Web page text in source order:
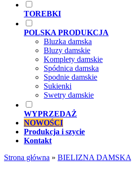
TOREBKI
POLSKA PRODUKCJA
Bluzka damska
Bluzy damskie
Komplety damskie
Spódnica damska
Spodnie damskie
Sukienki
Swetry damskie
WYPRZEDAŻ
NOWOŚCI
Produkcja i szycie
Kontakt
Strona główna » BIELIZNA DAMSKA